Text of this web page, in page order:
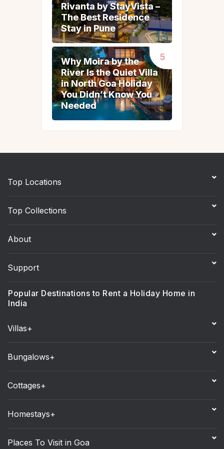
Rivanta by StayVista –
The Best Residence
Stay in Pune
Rivanta by StayVista –
The Best Residence
Stay in Pune
Why Moira by the
River Is the Quiet Villa
in North Goa Holiday
You Didn’t Know You
Needed
Why Moira by the
River Is the Quiet Villa
in North Goa Holiday
You Didn’t Know You
Needed
Top Locations
Top Collections
About
Support
Popular Destinations to Rent a Holiday Home in
India
Villas+
Bungalows+
Cottages+
Homestays+
Places To Visit in Goa